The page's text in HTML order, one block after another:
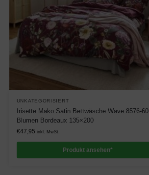
UNKATEGORISIERT
Irisette Mako Satin Bettwäsche Wave 8576-60
Blumen Bordeaux 135×200
€47,95 inkl. MwSt.
Produkt ansehen*